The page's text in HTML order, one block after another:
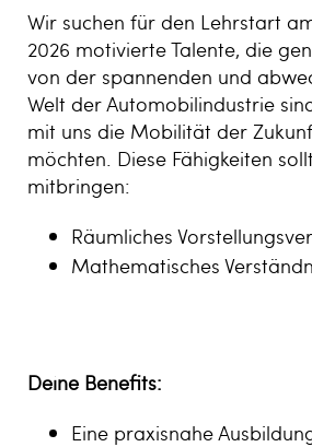
Wir suchen für den Lehrstart
2026 motivierte Talente, die
von der spannenden und
Welt der Automobilindustrie
mit uns die Mobilität der
möchten. Diese Fähigkeiten
mitbringen:
Räumliches
Mathematisches
Deine Benefits:
Eine praxisnahe